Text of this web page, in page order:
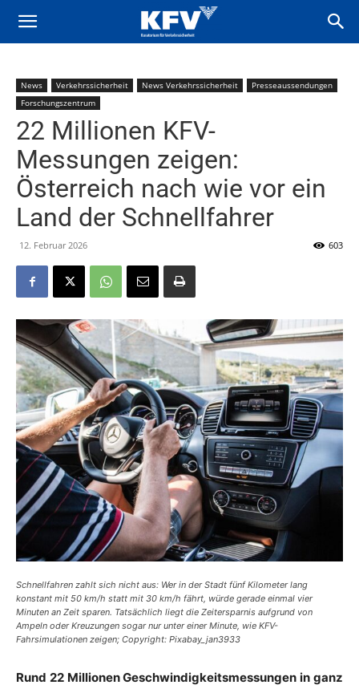
News Verkehrssicherheit News Verkehrssicherheit
Presseaussendungen
Forschungszentrum
22 Millionen KFV-
Messungen zeigen:
Österreich nach wie vor ein
Land der Schnellfahrer
12. Februar 2026 603
Schnellfahren zahlt sich nicht aus: Wer in der Stadt fünf Kilometer lang
konstant mit 50 km/h statt mit 30 km/h fährt, würde gerade einmal vier
Minuten an Zeit sparen. Tatsächlich liegt die Zeitersparnis aufgrund von
Ampeln oder Kreuzungen sogar nur unter einer Minute, wie KFV-
Fahrsimulationen zeigen; Copyright: Pixabay_jan3933
Rund 22 Millionen Geschwindigkeitsmessungen in ganz